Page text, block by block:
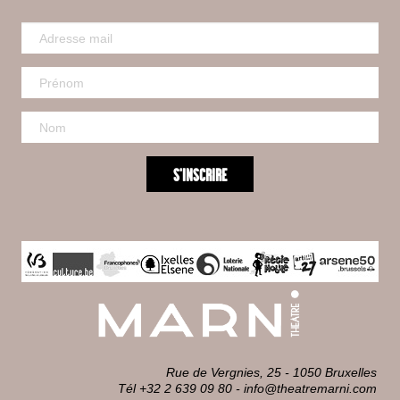
Rue de Vergnies, 25 - 1050 Bruxelles
Tél +32 2 639 09 80 - info@theatremarni.com